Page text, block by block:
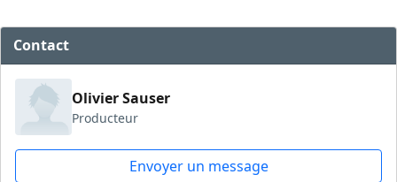
Contact
Olivier Sauser
Producteur
Envoyer un message